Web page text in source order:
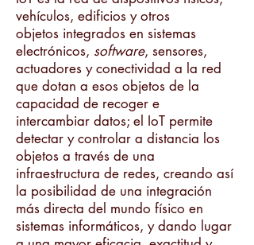
vehículos, edificios y otros
objetos integrados en sistemas
electrónicos, software, sensores,
actuadores y conectividad a la red
que dotan a esos objetos de la
capacidad de recoger e
intercambiar datos; el IoT permite
detectar y controlar a distancia los
objetos a través de una
infraestructura de redes, creando así
la posibilidad de una integración
más directa del mundo físico en
sistemas informáticos, y dando lugar